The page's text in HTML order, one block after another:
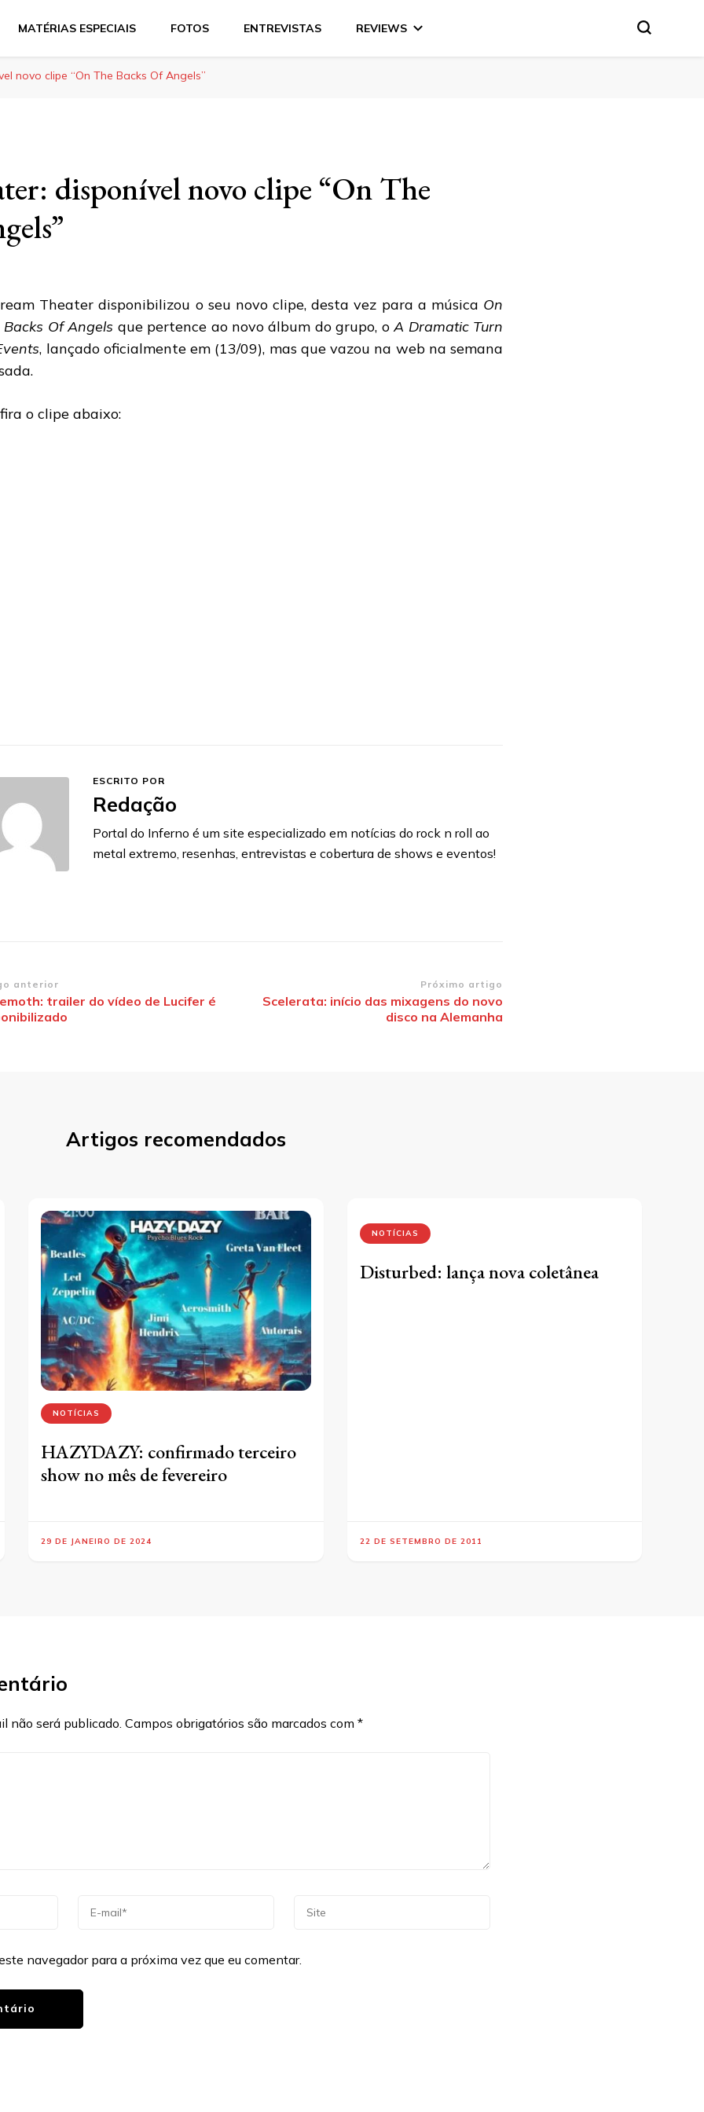
MATÉRIAS ESPECIAIS FOTOS ENTREVISTAS REVIEWS
novo clipe “On The Backs Of Angels”
disponível novo clipe “On The
Theater disponibilizou o seu novo clipe, desta vez para a música On
Backs Of Angels que pertence ao novo álbum do grupo, oA Dramatic Turn
, lançado oficialmente em (13/09), mas que vazou na web na semana
o clipe abaixo:
ESCRITO POR
Redação
Portal do Inferno é um site especializado em notícias do rock n roll ao
metal extremo, resenhas, entrevistas e cobertura de shows e eventos!
anterior
trailer do vídeo de Lucifer é
Próximo artigo
Scelerata: início das mixagens do novo
disco na Alemanha
Artigos recomendados
NOTÍCIAS
HAZYDAZY: confirmado terceiro
show no mês de fevereiro
29 DE JANEIRO DE 2024
NOTÍCIAS
Disturbed: lança nova coletânea
22 DE SETEMBRO DE 2011
não será publicado. Campos obrigatórios são marcados com *
navegador para a próxima vez que eu comentar.